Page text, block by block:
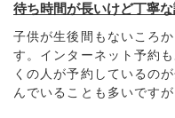
待ち時間が長いけど丁寧な
子供が生後間もないころ
す。インターネット予約
くの人が予約しているの
んでいることも多いです